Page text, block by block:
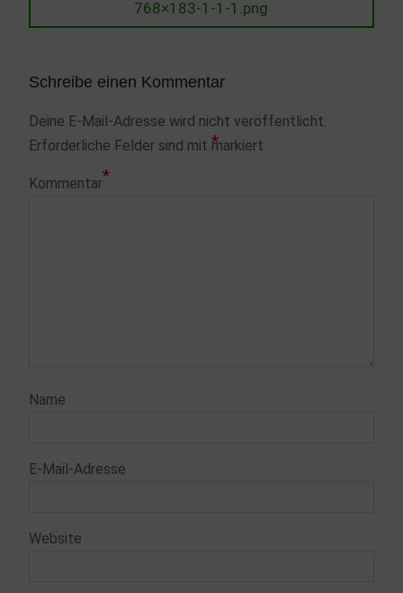
768×183-1-1-1.png
Schreibe einen Kommentar
Deine E-Mail-Adresse wird nicht veröffentlicht.
Erforderliche Felder sind mit *
markiert
Kommentar*
Name
E-Mail-Adresse
Website